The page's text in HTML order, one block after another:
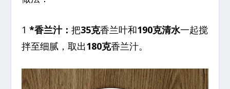
1*香兰汁：把35克香兰叶和190克清水一起搅
拌至细腻，取出180克香兰汁。